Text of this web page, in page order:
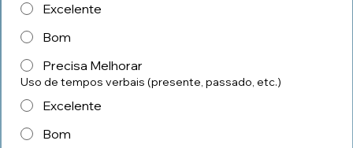
Excelente
Bom
Precisa Melhorar
Uso de tempos verbais (presente, passado, etc.)
Excelente
Bom